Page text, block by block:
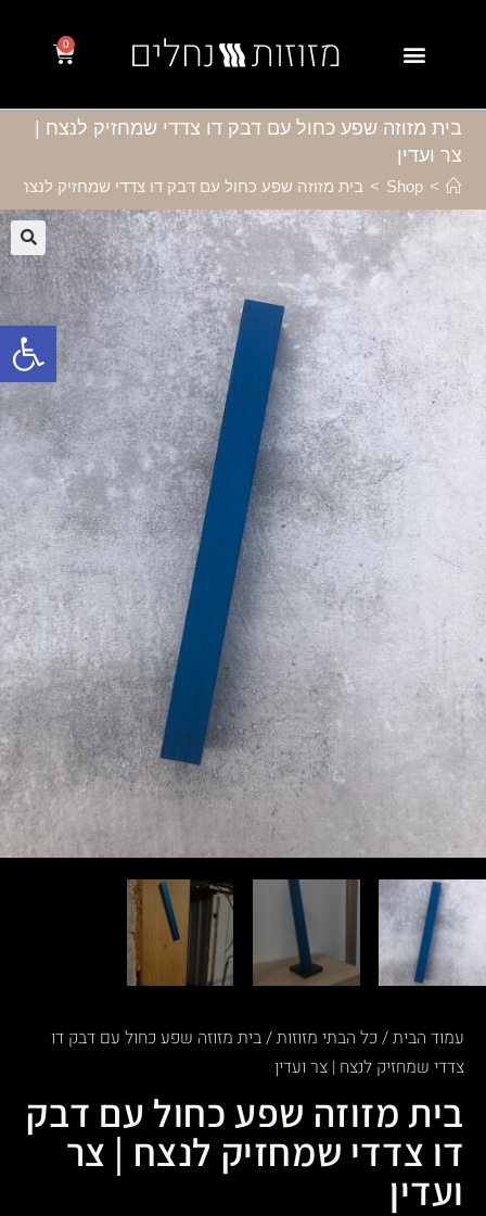
פתח סרגל נגישות
0
בית מזוזה שפע כחול עם דבק דו צדדי שמחזיק לנצח |
צר ועדין
>
Shop
> בית מזוזה שפע כחול עם דבק דו צדדי שמחזיק לנצח |
עמוד הבית/ כל הבתי מזוזות/ בית מזוזה שפע כחול עם דבק דו
צדדי שמחזיק לנצח | צר ועדין
בית מזוזה שפע כחול עם דבק
דו צדדי שמחזיק לנצח | צר
ועדין
🔍